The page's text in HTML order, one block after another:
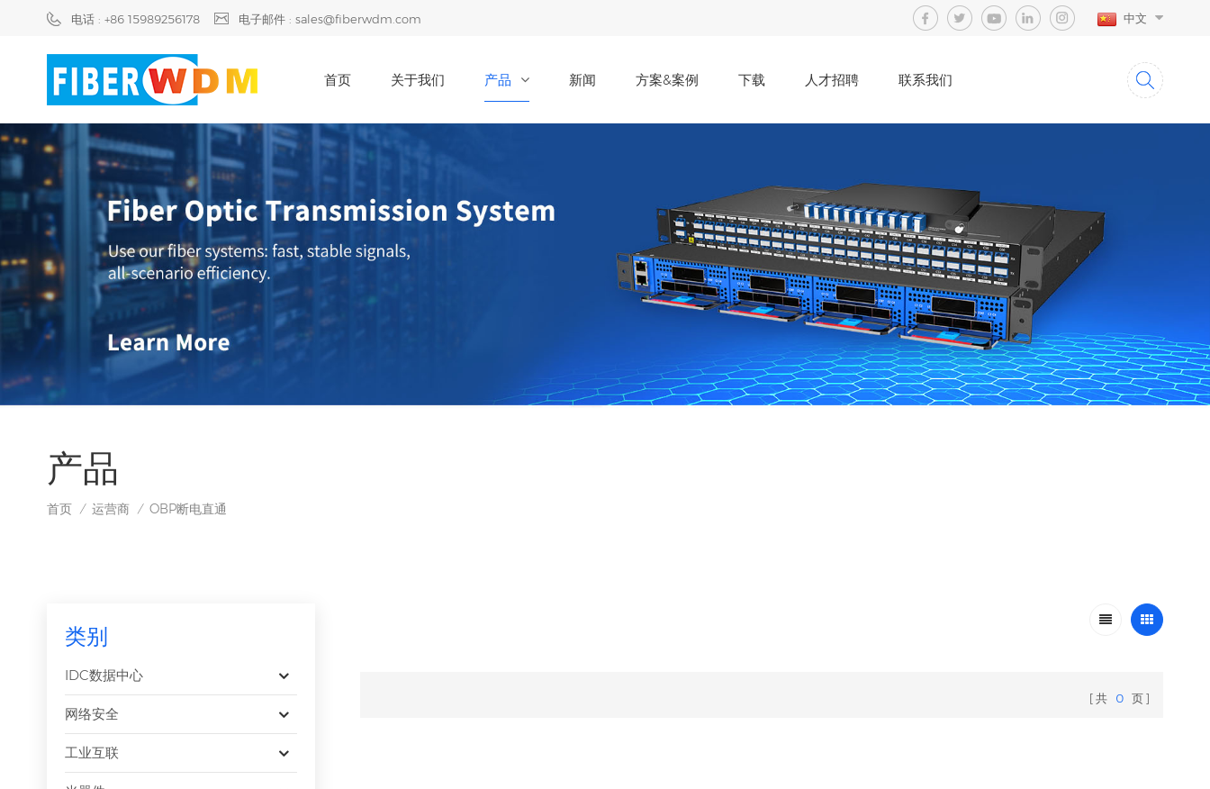
电话 : +86 15989256178 电子邮件 : sales@fiberwdm.com 中文
首页 关于我们 产品 新闻 方案&案例 下载 人才招聘 联系我们
产品
首页 / 运营商 / OBP断电直通
类别
IDC数据中心
网络安全
工业互联
共 0 页